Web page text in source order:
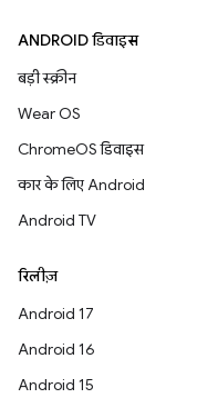
ANDROID डिवाइस
बड़ी स्क्रीन
Wear OS
ChromeOS डिवाइस
कार के लिए Android
Android TV
रिलीज़
Android 17
Android 16
Android 15